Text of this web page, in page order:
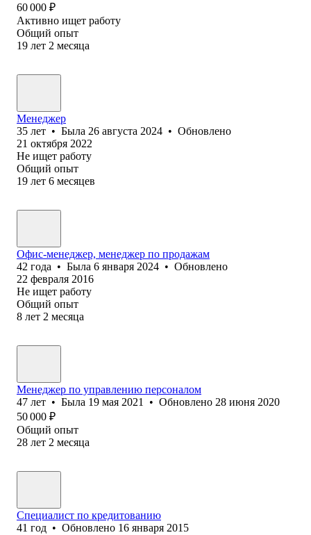
60 000 ₽
Активно ищет работу
Общий опыт
19 лет 2 месяца
Менеджер
35 лет • Была 26 августа 2024 • Обновлено
21 октября 2022
Не ищет работу
Общий опыт
19 лет 6 месяцев
Офис-менеджер, менеджер по продажам
42 года • Была 6 января 2024 • Обновлено
22 февраля 2016
Не ищет работу
Общий опыт
8 лет 2 месяца
Менеджер по управлению персоналом
47 лет • Была 19 мая 2021 • Обновлено 28 июня 2020
50 000 ₽
Общий опыт
28 лет 2 месяца
Специалист по кредитованию
41 год • Обновлено 16 января 2015